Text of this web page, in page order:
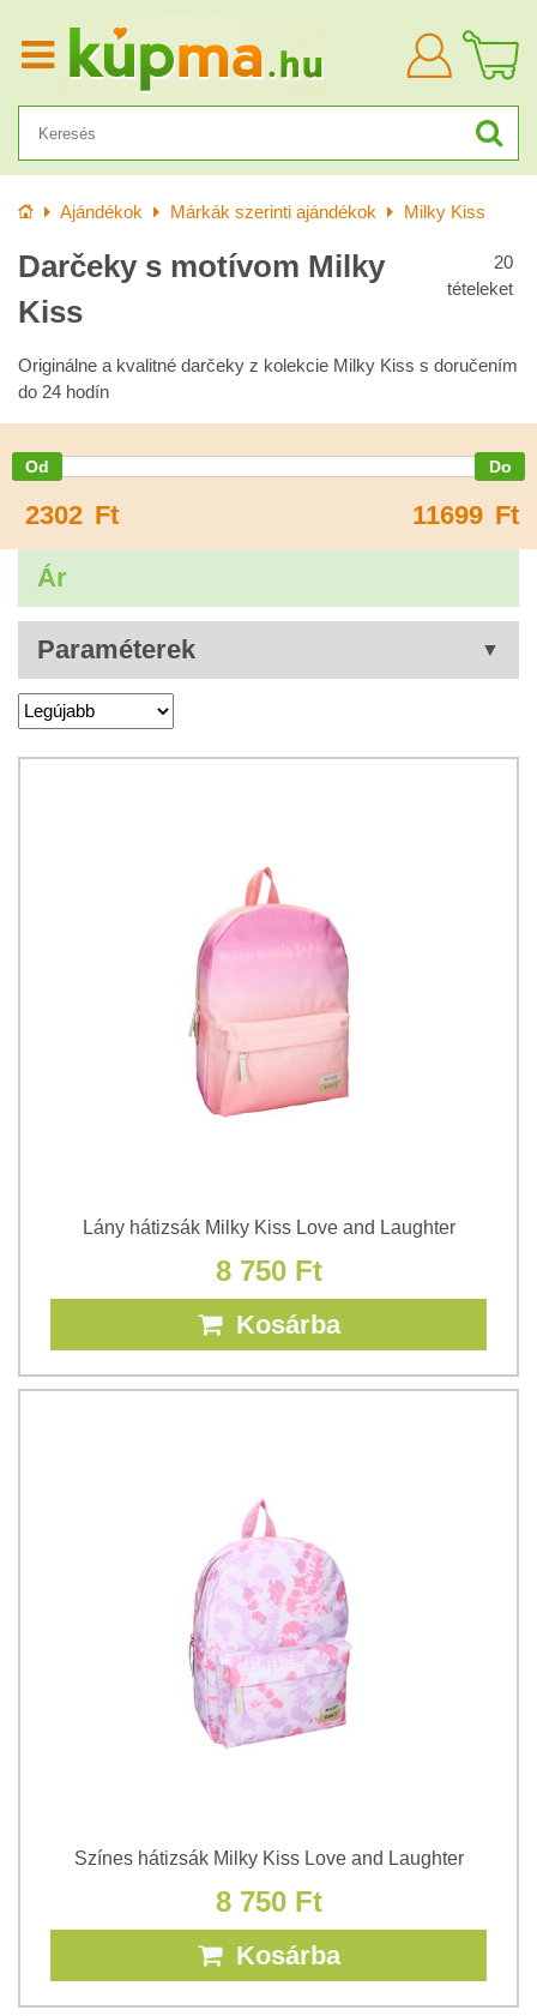
KezdőlapAjándékok Márkák szerinti ajándékok Milky Kiss
Darčeky s motívom Milky
Kiss
20
tételeket
Originálne a kvalitné darčeky z kolekcie Milky Kiss s doručením
do 24 hodín
2302 Ft 11699 Ft
Ár
Paraméterek
Lány hátizsák Milky Kiss Love and Laughter
8 750 Ft
Kosárba
Színes hátizsák Milky Kiss Love and Laughter
8 750 Ft
Kosárba